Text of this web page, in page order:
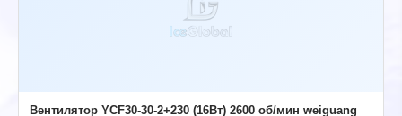
Вентилятор YСF30-30-2+230 (16Вт) 2600 об/мин weiguang